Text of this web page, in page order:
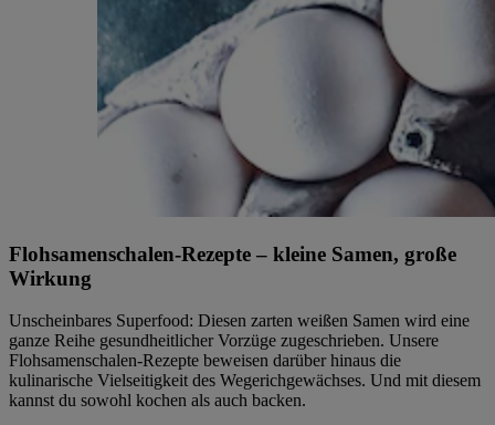
Flohsamenschalen-Rezepte – kleine Samen, große
Wirkung
Unscheinbares Superfood: Diesen zarten weißen Samen wird eine
ganze Reihe gesundheitlicher Vorzüge zugeschrieben. Unsere
Flohsamenschalen-Rezepte beweisen darüber hinaus die
kulinarische Vielseitigkeit des Wegerichgewächses. Und mit diesem
kannst du sowohl kochen als auch backen.